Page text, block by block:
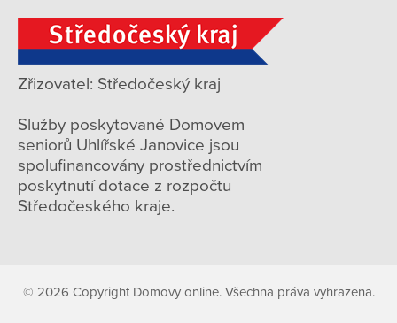
Zřizovatel: Středočeský kraj
Služby poskytované Domovem
seniorů Uhlířské Janovice jsou
spolufinancovány prostřednictvím
poskytnutí dotace z rozpočtu
Středočeského kraje.
© 2026 Copyright Domovy online. Všechna práva vyhrazena.